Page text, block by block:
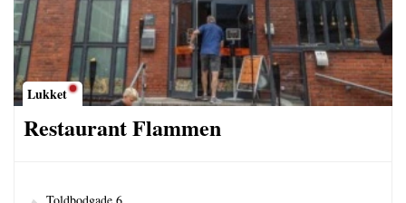
Lukket
Restaurant Flammen
Toldbodgade 6